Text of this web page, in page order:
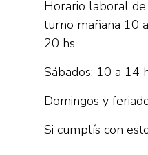
Horario laboral
turno mañana 10
20 hs
Sábados: 10 a 14
Domingos y
Si cumplís con